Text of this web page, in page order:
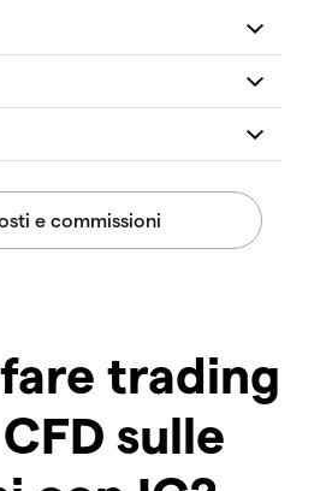
trading
sulle